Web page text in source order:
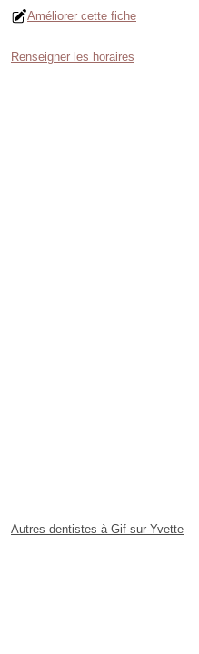
Améliorer cette fiche
Renseigner les horaires
Autres dentistes à Gif-sur-Yvette